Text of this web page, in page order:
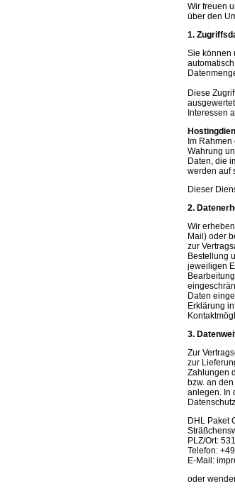
Wir freuen
über den
1.
Sie können
Diese
Interessen
Im
Wahrung
Daten, die
werden auf
Dieser
2.
Wir
Mail) oder
zur
Bestellung
jeweiligen
Daten
Erklärung
3.
Zur
zur
Zahlungen
bzw. an
anlegen. In
DHL Paket
PLZ/Ort:
Telefon:
E-Mail:
oder